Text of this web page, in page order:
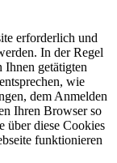
erforderlich und
In der Regel
Ihnen getätigten
wie
dem Anmelden
Ihren Browser so
über diese Cookies
funktio­nieren